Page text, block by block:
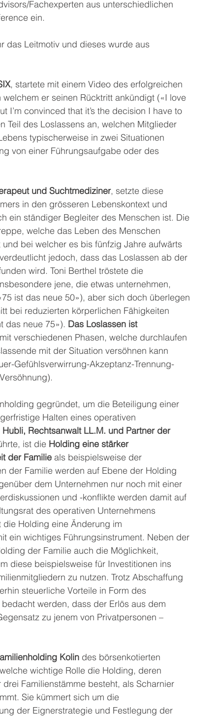
Fachexperten aus unterschiedlichen
ein.
das Leitmotiv und dieses wurde aus
, startete mit einem Video des erfolgreichen
er seinen Rücktritt ankündigt («I love
convinced that it’s the decision I have to
Teil des Loslassens an, welchen Mitglieder
typischerweise in zwei Situationen
von einer Führungsaufgabe oder des
und Suchtmediziner, setzte diese
in den grösseren Lebenskontext und
ein ständiger Begleiter des Menschen ist. Die
welche das Leben des Menschen
bei welcher es bis fünfzig Jahre aufwärts
jedoch, dass das Loslassen ab der
wird. Toni Berthel tröstete die
jene, die etwas unternehmen,
ist das neue 50»), aber sich doch überlegen
bei reduzierten körperlichen Fähigkeiten
das neue 75»). Das Loslassen ist
verschiedenen Phasen, welche durchlaufen
mit der Situation versöhnen kann
Gefühlsverwirrung-Akzeptanz-Trennung-
gegründet, um die Beteiligung einer
Halten eines operativen
Hubli, Rechtsanwalt LL.M. und Partner der
ist die Holding eine stärker
der Familie als beispielsweise der
der Familie werden auf Ebene der Holding
dem Unternehmen nur noch mit einer
und -konflikte werden damit auf
des operativen Unternehmens
Holding eine Änderung im
ein wichtiges Führungsinstrument. Neben der
der Familie auch die Möglichkeit,
diese beispielsweise für Investitionen ins
zu nutzen. Trotz Abschaffung
steuerliche Vorteile in Form des
werden, dass der Erlös aus dem
zu jenem von Privatpersonen –
Kolin des börsenkotierten
wichtige Rolle die Holding, deren
Familienstämme besteht, als Scharnier
Sie kümmert sich um die
der Eignerstrategie und Festlegung der